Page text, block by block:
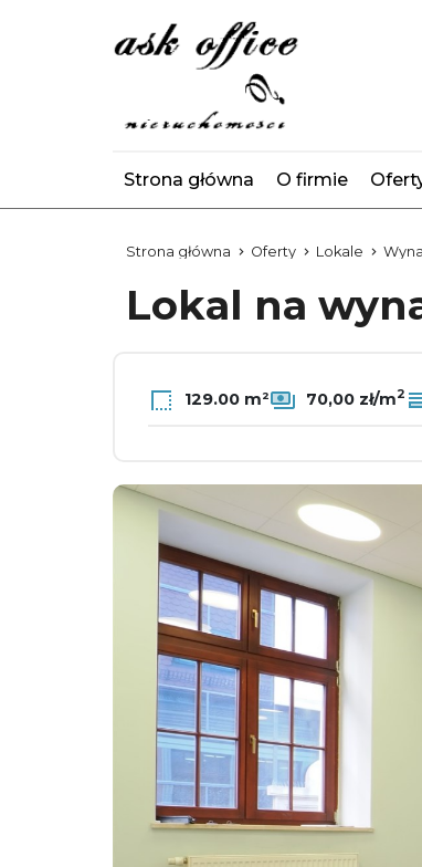
Strona główna O firmie
Strona główna Oferty Lokale
Lokal na
129.00 m² 70,00 zł/m2